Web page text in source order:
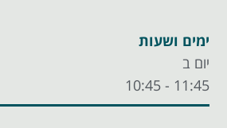
ימים ושעות
יום ב
11:45 -
10:45